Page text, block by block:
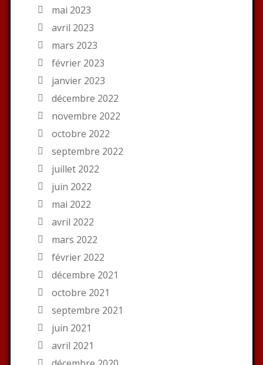
mai 2023
avril 2023
mars 2023
février 2023
janvier 2023
décembre 2022
novembre 2022
octobre 2022
septembre 2022
juillet 2022
juin 2022
mai 2022
avril 2022
mars 2022
février 2022
décembre 2021
octobre 2021
septembre 2021
juin 2021
avril 2021